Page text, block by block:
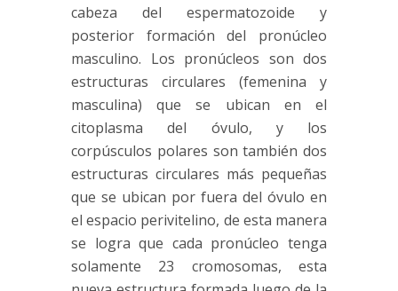
cabeza del espermatozoide y
posterior formación del pronúcleo
masculino. Los pronúcleos son dos
estructuras circulares (femenina y
masculina) que se ubican en el
citoplasma del óvulo, y los
corpúsculos polares son también dos
estructuras circulares más pequeñas
que se ubican por fuera del óvulo en
el espacio perivitelino, de esta manera
se logra que cada pronúcleo tenga
solamente 23 cromosomas, esta